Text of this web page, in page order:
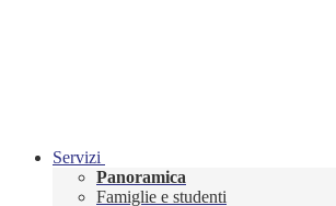
Servizi
Panoramica
Famiglie e studenti